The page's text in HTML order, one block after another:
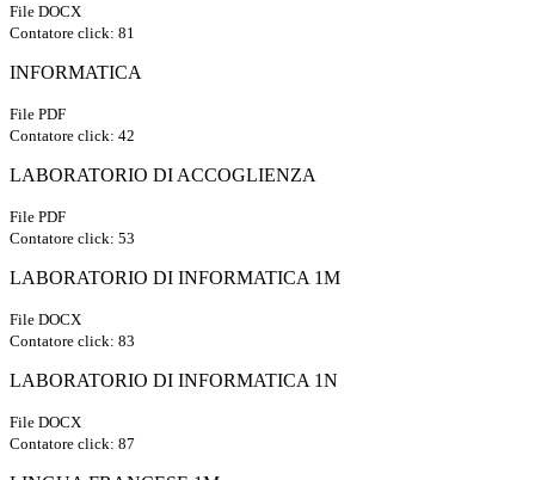
File DOCX
Contatore click: 81
INFORMATICA
File PDF
Contatore click: 42
LABORATORIO DI ACCOGLIENZA
File PDF
Contatore click: 53
LABORATORIO DI INFORMATICA 1M
File DOCX
Contatore click: 83
LABORATORIO DI INFORMATICA 1N
File DOCX
Contatore click: 87